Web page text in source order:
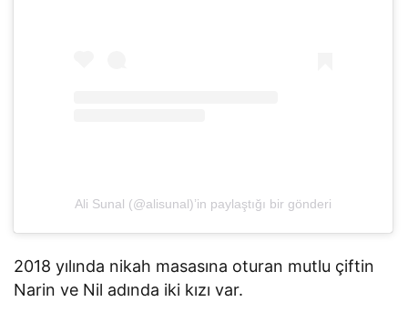
Ali Sunal (@alisunal)’in paylaştığı bir gönderi
2018 yılında nikah masasına oturan mutlu çiftin
Narin ve Nil adında iki kızı var.